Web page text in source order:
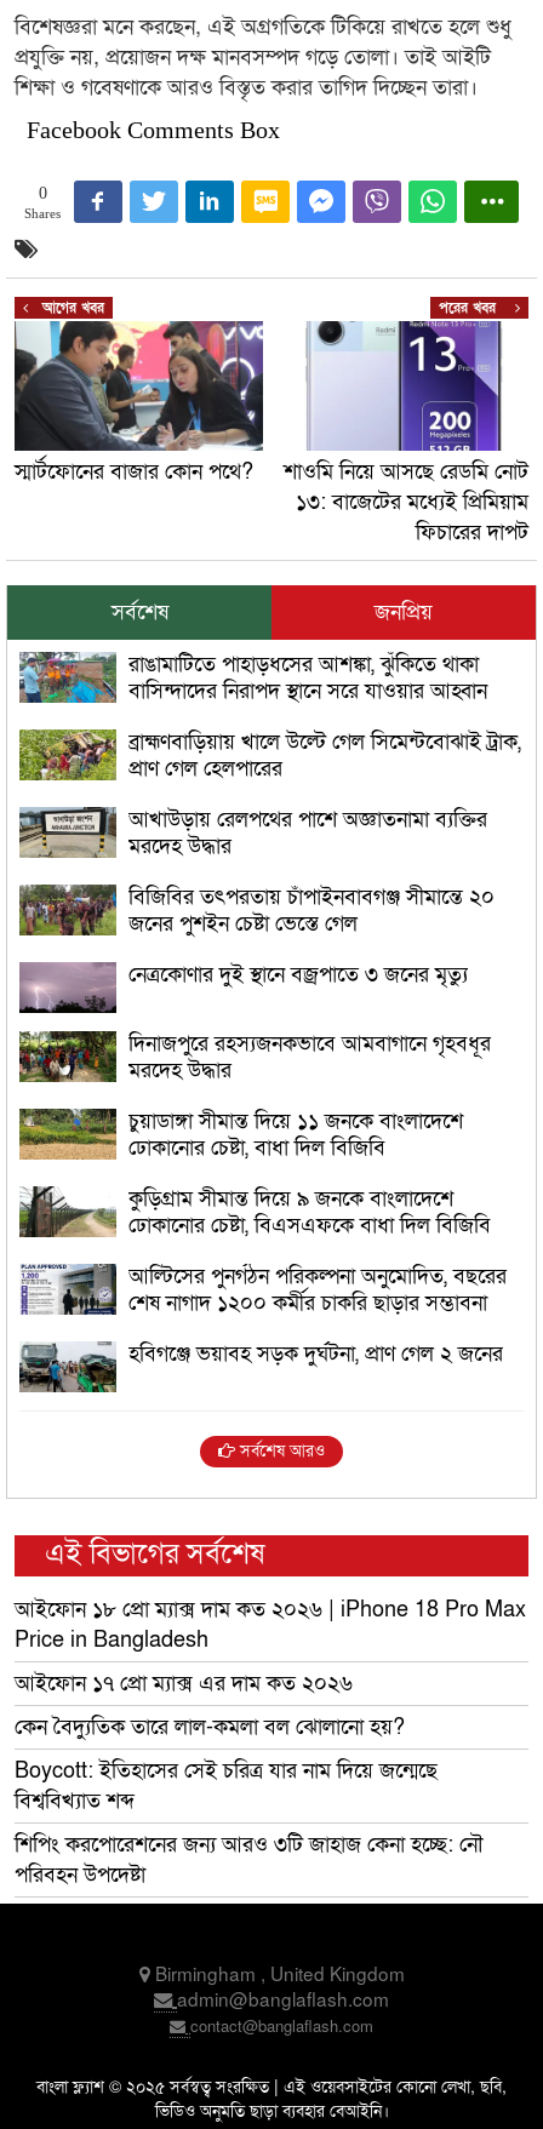
বিশেষজ্ঞরা মনে করছেন, এই অগ্রগতিকে টিকিয়ে রাখতে হলে শুধু
প্রযুক্তি নয়, প্রয়োজন দক্ষ মানবসম্পদ গড়ে তোলা। তাই আইটি
শিক্ষা ও গবেষণাকে আরও বিস্তৃত করার তাগিদ দিচ্ছেন তারা।
Facebook Comments Box
0
Shares
আগের খবর
স্মার্টফোনের বাজার কোন পথে?
পরের খবর
শাওমি নিয়ে আসছে রেডমি নোট
১৩: বাজেটের মধ্যেই প্রিমিয়াম
ফিচারের দাপট
সর্বশেষ
জনপ্রিয়
রাঙামাটিতে পাহাড়ধসের আশঙ্কা, ঝুঁকিতে থাকা
বাসিন্দাদের নিরাপদ স্থানে সরে যাওয়ার আহ্বান
ব্রাহ্মণবাড়িয়ায় খালে উল্টে গেল সিমেন্টবোঝাই ট্রাক,
প্রাণ গেল হেলপারের
আখাউড়ায় রেলপথের পাশে অজ্ঞাতনামা ব্যক্তির
মরদেহ উদ্ধার
বিজিবির তৎপরতায় চাঁপাইনবাবগঞ্জ সীমান্তে ২০
জনের পুশইন চেষ্টা ভেস্তে গেল
নেত্রকোণার দুই স্থানে বজ্রপাতে ৩ জনের মৃত্যু
দিনাজপুরে রহস্যজনকভাবে আমবাগানে গৃহবধূর
মরদেহ উদ্ধার
চুয়াডাঙ্গা সীমান্ত দিয়ে ১১ জনকে বাংলাদেশে
ঢোকানোর চেষ্টা, বাধা দিল বিজিবি
কুড়িগ্রাম সীমান্ত দিয়ে ৯ জনকে বাংলাদেশে
ঢোকানোর চেষ্টা, বিএসএফকে বাধা দিল বিজিবি
আল্টিসের পুনর্গঠন পরিকল্পনা অনুমোদিত, বছরের
শেষ নাগাদ ১২০০ কর্মীর চাকরি ছাড়ার সম্ভাবনা
হবিগঞ্জে ভয়াবহ সড়ক দুর্ঘটনা, প্রাণ গেল ২ জনের
সর্বশেষ আরও
এই বিভাগের সর্বশেষ
আইফোন ১৮ প্রো ম্যাক্স দাম কত ২০২৬ | iPhone 18 Pro Max
Price in Bangladesh
আইফোন ১৭ প্রো ম্যাক্স এর দাম কত ২০২৬
কেন বৈদ্যুতিক তারে লাল-কমলা বল ঝোলানো হয়?
Boycott: ইতিহাসের সেই চরিত্র যার নাম দিয়ে জন্মেছে
বিশ্ববিখ্যাত শব্দ
শিপিং করপোরেশনের জন্য আরও ৩টি জাহাজ কেনা হচ্ছে: নৌ
পরিবহন উপদেষ্টা
Birmingham , United Kingdom
admin@banglaflash.com
contact@banglaflash.com
বাংলা ফ্ল্যাশ © ২০২৫ সর্বস্বত্ব সংরক্ষিত | এই ওয়েবসাইটের কোনো লেখা, ছবি,
ভিডিও অনুমতি ছাড়া ব্যবহার বেআইনি।